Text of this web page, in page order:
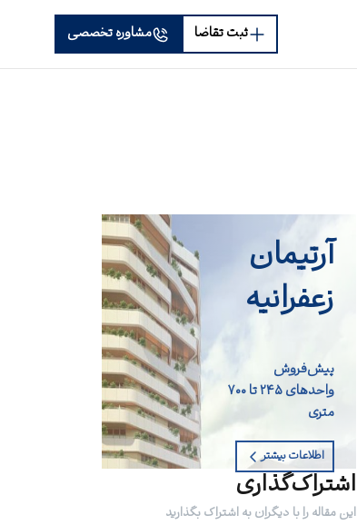
ثبت تقاضا مشاوره تخصصی
آرتیمان
زعفرانیه
پیش‌فروش
واحد‌های ۲۴۵ تا ۷۰۰
متری
اطلاعات بیشتر
اشتراک‌گذاری
این مقاله را با دیگران به اشتراک بگذارید